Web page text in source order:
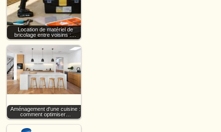
Location de matériel de
bricolage entre voisins :…
Aménagement d'une cuisine :
comment optimiser…